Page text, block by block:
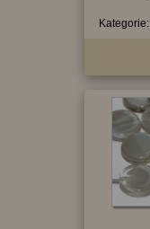
Kategorie: